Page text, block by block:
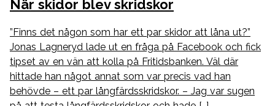
När skidor blev skridskor
”Finns det någon som har ett par skidor att låna ut?”
Jonas Lagneryd lade ut en fråga på Facebook och fick
tipset av en vän att kolla på Fritidsbanken. Väl där
hittade han något annat som var precis vad han
behövde – ett par långfärdsskridskor. – Jag var sugen